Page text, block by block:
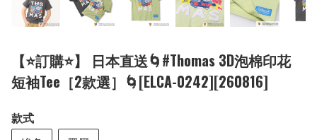
【⭐訂購⭐】 日本直送🌀#Thomas 3D泡棉印花
短袖Tee［2款選］🌀[ELCA-0242][260816]
款式